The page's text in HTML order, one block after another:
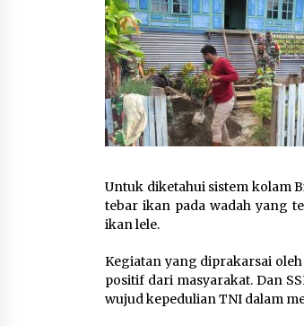
Untuk diketahui sistem kolam
tebar ikan pada wadah yang
ikan lele.
Kegiatan yang diprakarsai oleh
positif dari masyarakat. Dan
wujud kepedulian TNI dalam